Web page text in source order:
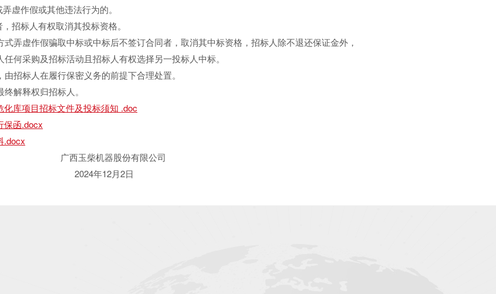
作假或其他违法行为的。
标人有权取消其投标资格。
虚作假骗取中标或中标后不签订合同者，取消其中标资格，招标人除不退还保证金外，
何采购及招标活动且招标人有权选择另一投标人中标。
标人在履行保密义务的前提下合理处置。
解释权归招标人。
库项目招标文件及投标须知 .doc
保函.docx
.docx
器股份有限公司
12月2日